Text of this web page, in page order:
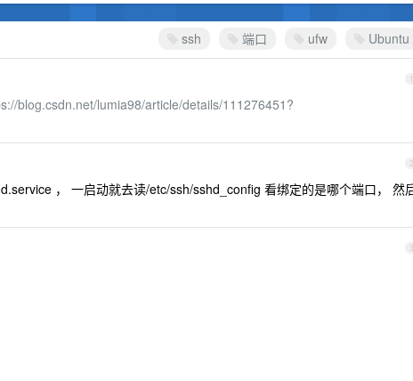
ssh 端口 ufw Ubuntu
1
blog.csdn.net/lumia98/article/details/111276451?
2
， 一启动就去读/etc/ssh/sshd_config 看绑定的是哪个端口， 然
3